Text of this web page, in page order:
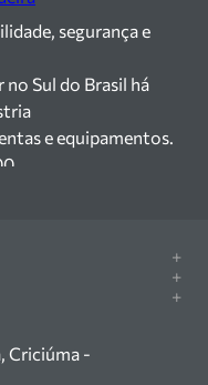
segurança e
no Sul do Brasil há
e equipamentos.
Brasil. Com sede em
amplo portfólio de
+
+
+
Criciúma -